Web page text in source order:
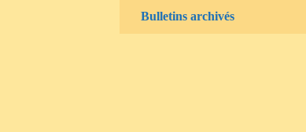
Bulletins archivés